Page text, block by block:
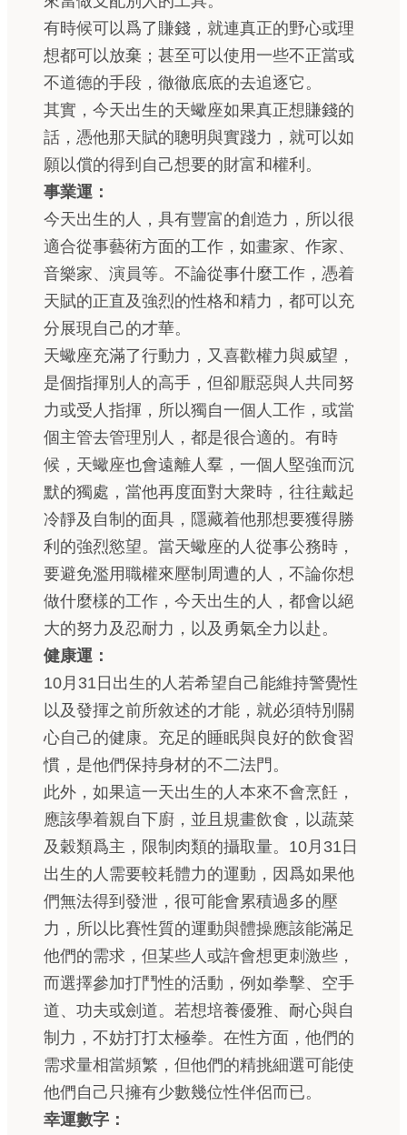
有時候可以爲了賺錢，就連真正的野心或理
想都可以放棄；甚至可以使用一些不正當或
不道德的手段，徹徹底底的去追逐它。
其實，今天出生的天蠍座如果真正想賺錢的
話，憑他那天賦的聰明與實踐力，就可以如
願以償的得到自己想要的財富和權利。
事業運：
今天出生的人，具有豐富的創造力，所以很
適合從事藝術方面的工作，如畫家、作家、
音樂家、演員等。不論從事什麼工作，憑着
天賦的正直及強烈的性格和精力，都可以充
分展現自己的才華。
天蠍座充滿了行動力，又喜歡權力與威望，
是個指揮別人的高手，但卻厭惡與人共同努
力或受人指揮，所以獨自一個人工作，或當
個主管去管理別人，都是很合適的。有時
候，天蠍座也會遠離人羣，一個人堅強而沉
默的獨處，當他再度面對大衆時，往往戴起
冷靜及自制的面具，隱藏着他那想要獲得勝
利的強烈慾望。當天蠍座的人從事公務時，
要避免濫用職權來壓制周遭的人，不論你想
做什麼樣的工作，今天出生的人，都會以絕
大的努力及忍耐力，以及勇氣全力以赴。
健康運：
10月31日出生的人若希望自己能維持警覺性
以及發揮之前所敘述的才能，就必須特別關
心自己的健康。充足的睡眠與良好的飲食習
慣，是他們保持身材的不二法門。
此外，如果這一天出生的人本來不會烹飪，
應該學着親自下廚，並且規畫飲食，以蔬菜
及穀類爲主，限制肉類的攝取量。10月31日
出生的人需要較耗體力的運動，因爲如果他
們無法得到發泄，很可能會累積過多的壓
力，所以比賽性質的運動與體操應該能滿足
他們的需求，但某些人或許會想更刺激些，
而選擇參加打鬥性的活動，例如拳擊、空手
道、功夫或劍道。若想培養優雅、耐心與自
制力，不妨打打太極拳。在性方面，他們的
需求量相當頻繁，但他們的精挑細選可能使
他們自己只擁有少數幾位性伴侶而已。
幸運數字：